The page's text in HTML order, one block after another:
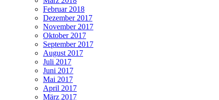
Februar 2018
Dezember 2017
November 2017
Oktober 2017
September 2017
August 2017
Juli 2017
Juni 2017
Mai 2017
April 2017
März 2017